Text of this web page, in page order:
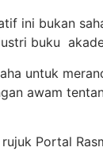
ini bukan
buku
untuk
awam
Portal